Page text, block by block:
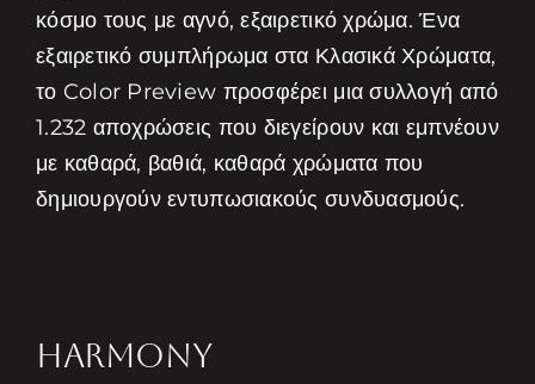
κόσμο τους με αγνό, εξαιρετικό χρώμα. Ένα
εξαιρετικό συμπλήρωμα στα Κλασικά Χρώματα,
το Color Preview προσφέρει μια συλλογή από
1.232 αποχρώσεις που διεγείρουν και εμπνέουν
με καθαρά, βαθιά, καθαρά χρώματα που
δημιουργούν εντυπωσιακούς συνδυασμούς.
HARMONY